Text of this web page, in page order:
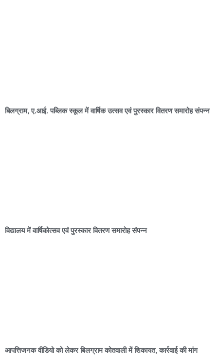
बिलग्राम, ए.आई. पब्लिक स्कूल में वार्षिक उत्सव एवं पुरस्कार वितरण समारोह संपन्न
विद्यालय में वार्षिकोत्सव एवं पुरस्कार वितरण समारोह संपन्न
आपत्तिजनक वीडियो को लेकर बिलग्राम कोतवाली में शिकायत, कार्रवाई की मांग